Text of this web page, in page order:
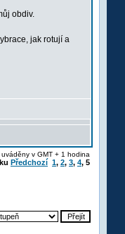
obdiv.
jak rotují a
uváděny v GMT + 1 hodina
Předchozí 1, 2, 3, 4, 5